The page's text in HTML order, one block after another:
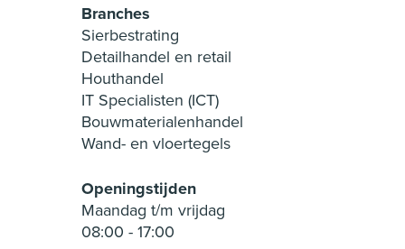
Branches
Sierbestrating
Detailhandel en retail
Houthandel
IT Specialisten (ICT)
Bouwmaterialenhandel
Wand- en vloertegels
Openingstijden
Maandag t/m vrijdag
08:00 -17:00